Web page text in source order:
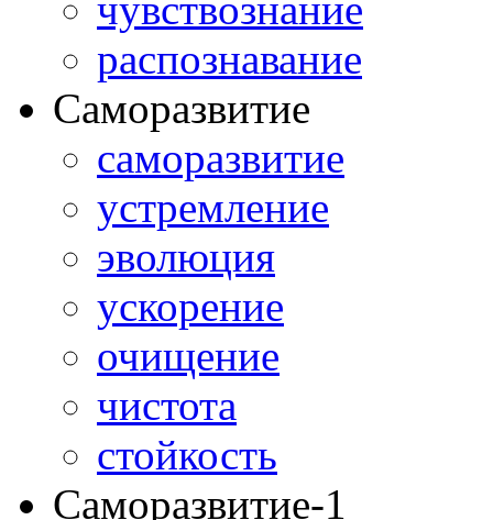
распознавание
Саморазвитие
саморазвитие
устремление
эволюция
ускорение
очищение
чистота
стойкость
Саморазвитие-1